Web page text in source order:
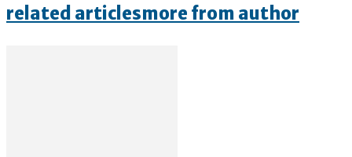
related articlesmore from author